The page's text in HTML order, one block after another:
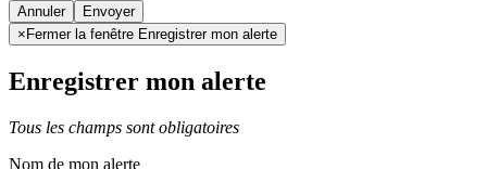
Annuler
× Fermer la fenêtre Enregistrer mon alerte
Enregistrer mon alerte
Tous les champs sont obligatoires
Nom de mon alerte